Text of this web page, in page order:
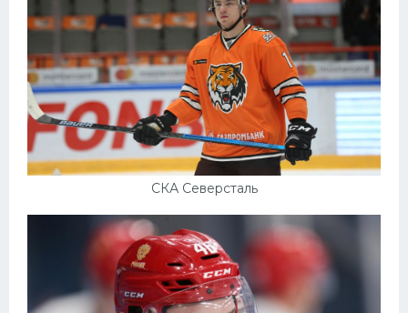
СКА Северсталь